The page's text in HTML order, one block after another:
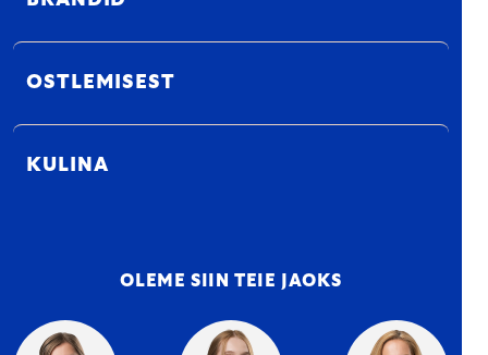
OSTLEMISEST
KULINA
OLEME SIIN TEIE JAOKS